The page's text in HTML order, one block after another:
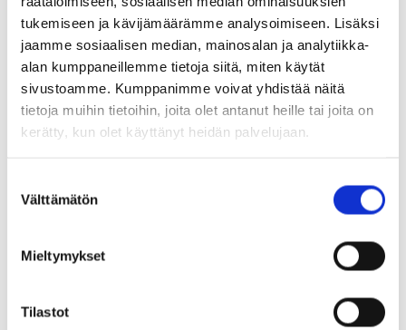
tukemiseen ja kävijämäärämme analysoimiseen. Lisäksi
jaamme sosiaalisen median, mainosalan ja analytiikka-
alan kumppaneillemme tietoja siitä, miten käytät
sivustoamme. Kumppanimme voivat yhdistää näitä
tietoja muihin tietoihin, joita olet antanut heille tai joita on
kerätty, kun olet käyttänyt heidän palvelujaan.
valinta
Välttämätön
Mieltymykset
Tilastot
Esikatselupalvelu
Cross Border Digital Services -
ohjelma
Services (CBDS) -ohjelmaa. Ministerineuvoston
kestävin ja integroitunein alue.
Lue lisää: